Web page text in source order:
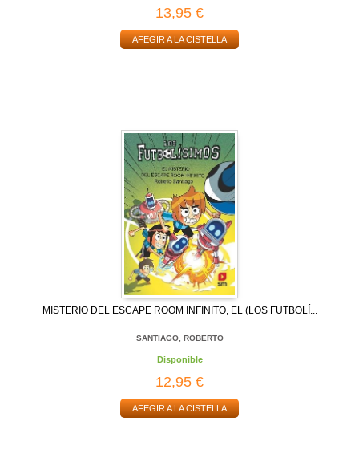
13,95 €
AFEGIR A LA CISTELLA
MISTERIO DEL ESCAPE ROOM INFINITO, EL (LOS FUTBOLÍ...
SANTIAGO, ROBERTO
Disponible
12,95 €
AFEGIR A LA CISTELLA